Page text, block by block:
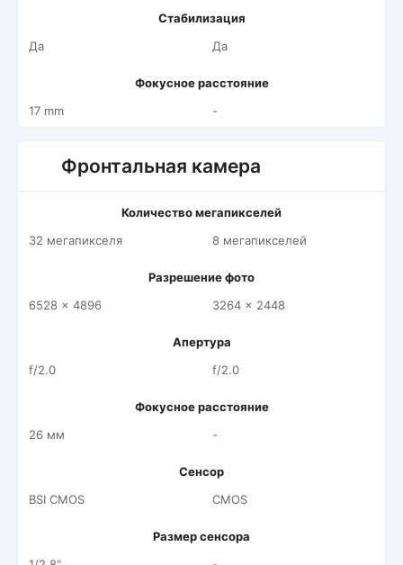
Стабилизация
Да
Да
Фокусное расстояние
17 mm
-
Фронтальная камера
Количество мегапикселей
32 мегапикселя
8 мегапикселей
Разрешение фото
6528 x 4896
3264 x 2448
Апертура
f/2.0
f/2.0
Фокусное расстояние
26 мм
-
Сенсор
BSI CMOS
CMOS
Размер сенсора